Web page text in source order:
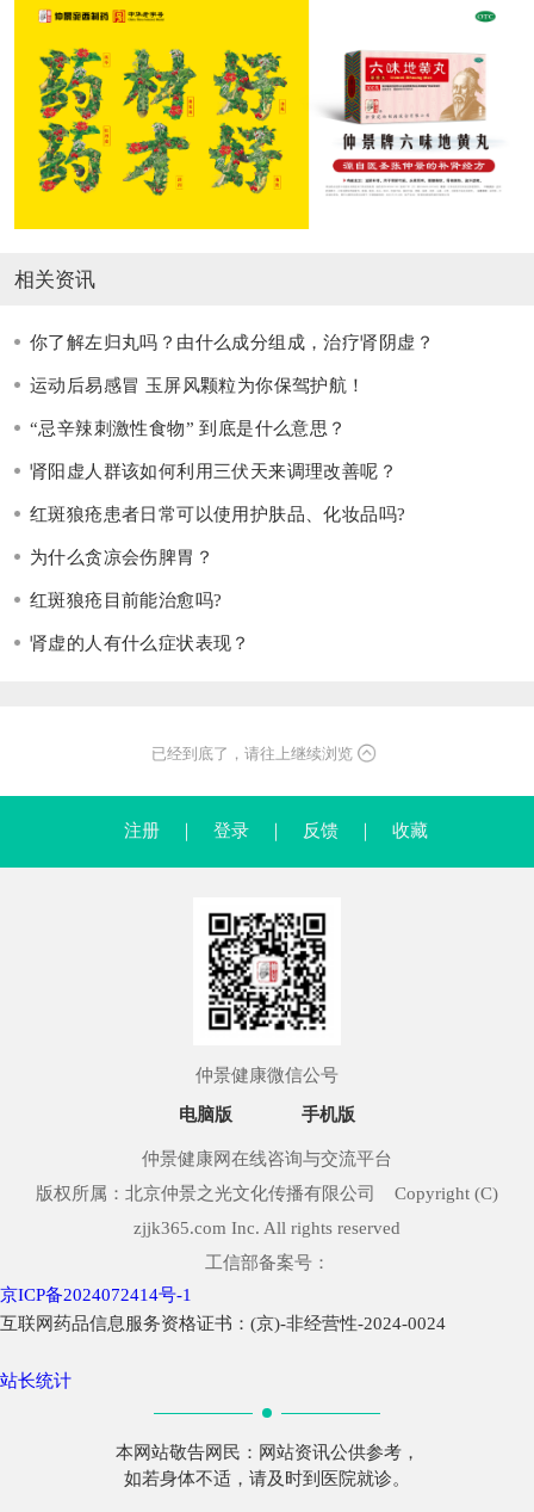
相关资讯
你了解左归丸吗？由什么成分组成，治疗肾阴虚？
运动后易感冒 玉屏风颗粒为你保驾护航！
“忌辛辣刺激性食物” 到底是什么意思？
肾阳虚人群该如何利用三伏天来调理改善呢？
红斑狼疮患者日常可以使用护肤品、化妆品吗?
为什么贪凉会伤脾胃？
红斑狼疮目前能治愈吗?
肾虚的人有什么症状表现？
已经到底了，请往上继续浏览
注册 登录 反馈 收藏
仲景健康微信公号
电脑版 手机版
仲景健康网在线咨询与交流平台
版权所属：北京仲景之光文化传播有限公司 Copyright (C)
zjjk365.com Inc. All rights reserved
工信部备案号：
京ICP备2024072414号-1
互联网药品信息服务资格证书：(京)-非经营性-2024-0024
站长统计
本网站敬告网民：网站资讯公供参考，
如若身体不适，请及时到医院就诊。